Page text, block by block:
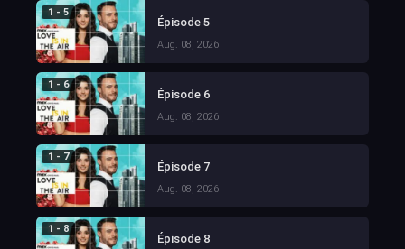
1 - 5
Épisode 5
Aug. 08, 2026
1 - 6
Épisode 6
Aug. 08, 2026
1 - 7
Épisode 7
Aug. 08, 2026
1 - 8
Épisode 8